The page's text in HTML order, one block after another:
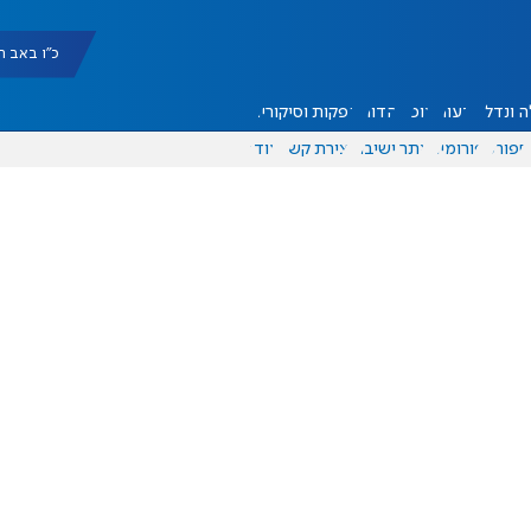
כ"ו באב
ונדל"ן דעות אוכל יהדות הפקות וסיקורים
ספורט פורומים אתר ישיבה יצירת קשר עוד